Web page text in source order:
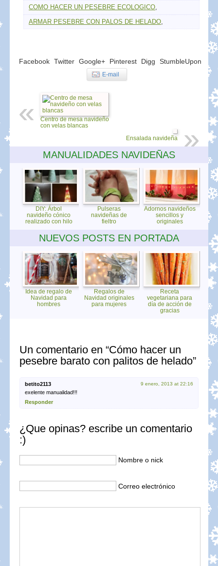
COMO HACER UN PESEBRE ECOLOGICO
ARMAR PESEBRE CON PALOS DE HELADO
Facebook Twitter Google+ Pinterest Digg StumbleUpon
E-mail
Centro de mesa navideño
con velas blancas
Ensalada navideña
MANUALIDADES NAVIDEÑAS
DIY: Árbol
navideño cónico
realizado con hilo
Pulseras
navideñas de
fieltro
Adornos navideños
sencillos y
originales
NUEVOS POSTS EN PORTADA
Idea de regalo de
Navidad para
hombres
Regalos de
Navidad originales
para mujeres
Receta
vegetariana para
día de acción de
gracias
Un comentario en “Cómo hacer un
pesebre barato con palitos de helado”
betito2113 9 enero, 2013 at 22:16
exelente manualidad!!!
Responder
¿Que opinas? escribe un comentario
:)
Nombre o nick
Correo electrónico